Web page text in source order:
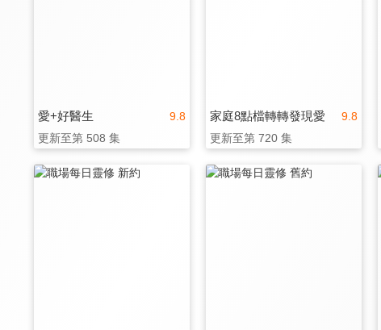
9.8
愛+好醫生
更新至第 508 集
9.8
家庭8點檔轉轉發現愛
更新至第 720 集